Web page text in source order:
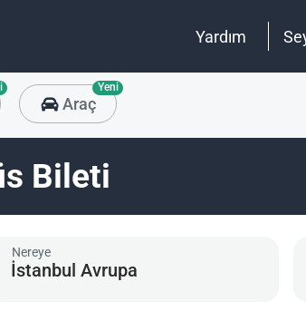
Yardım
Araç
Yeni
Bileti
Nereye